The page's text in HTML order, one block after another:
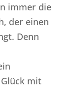
immer die
der einen
Denn
mit